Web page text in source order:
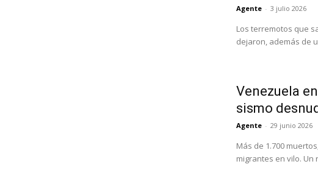
Agente - 3 julio 2026
Los terremotos que
dejaron, además de
Venezuela
sismo
Agente - 29 junio 2026
Más de 1.700
migrantes en vilo.